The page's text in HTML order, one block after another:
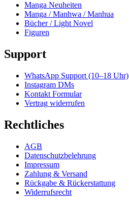
Manga Neuheiten
Manga / Manhwa / Manhua
Bücher / Light Novel
Figuren
Support
WhatsApp Support (10–18 Uhr)
Instagram DMs
Kontakt Formular
Vertrag widerrufen
Rechtliches
AGB
Datenschutzbelehrung
Impressum
Zahlung & Versand
Rückgabe & Rückerstattung
Widerrufsrecht